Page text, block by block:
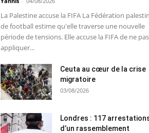
La Palestine accuse la FIFA La Fédération
de football estime qu'elle traverse une nouvelle
période de tensions. Elle accuse la FIFA de ne pas
appliquer...
Ceuta au cœur de la crise
migratoire
03/08/2026
Londres : 117
d’un rassemblement